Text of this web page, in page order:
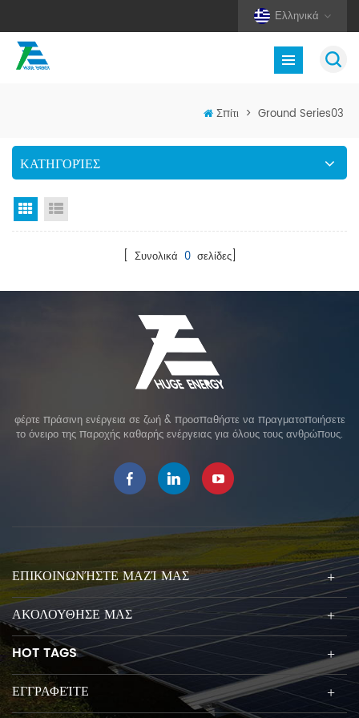
Ελληνικά
Σπίτι > Ground Series03
ΚΑΤΗΓΟΡΊΕΣ
Προβολή πλέγματος
[ Συνολικά 0σελίδες]
φέρτε πράσινη ενέργεια σε ζωή & προσπαθήστε να πραγματοποιήσετε
το όνειρο της παροχής καθαρής ενέργειας για όλους τους ανθρώπους.
ΕΠΙΚΟΙΝΩΝΉΣΤΕ ΜΑΖΊ ΜΑΣ
ΑΚΟΛΟΥΘΗΣΕ ΜΑΣ
HOT TAGS
ΕΓΓΡΑΦΕΊΤΕ